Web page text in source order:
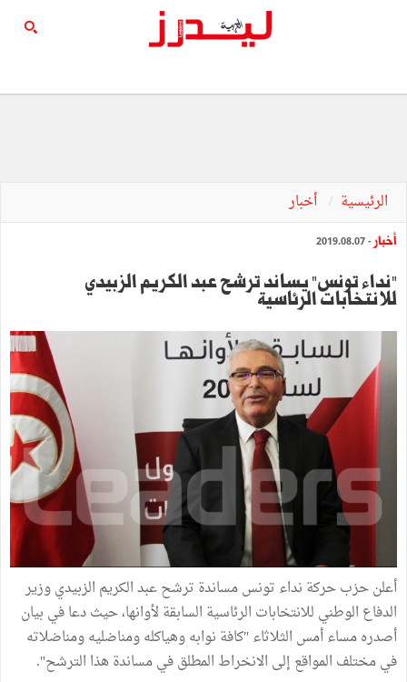
الرئيسية أخبار
أخبار - 2019.08.07
"نداء تونس" يساند ترشح عبد الكريم الزبيدي
للانتخابات الرئاسية
أعلن حزب حركة نداء تونس مساندة ترشح عبد الكريم الزبيدي وزير
الدفاع الوطني للانتخابات الرئاسية السابقة لأوانها، حيث دعا في بيان
أصدره مساء أمس الثلاثاء "كافة نوابه وهياكله ومناضليه ومناضلاته
في مختلف المواقع إلى الانخراط المطلق في مساندة هذا الترشح".